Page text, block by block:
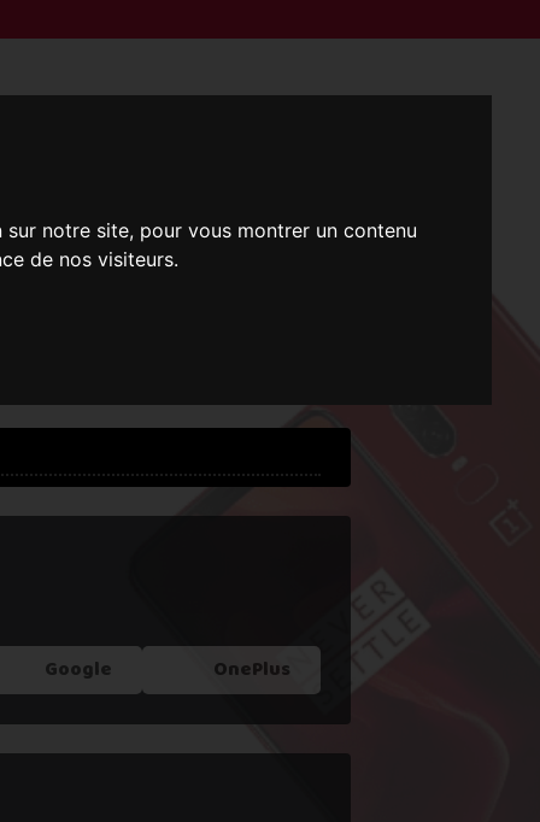
notre site, pour vous montrer un contenu
de nos visiteurs.
!
Google OnePlus